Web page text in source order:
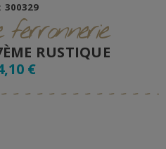
300329
RUSTIQUE
€